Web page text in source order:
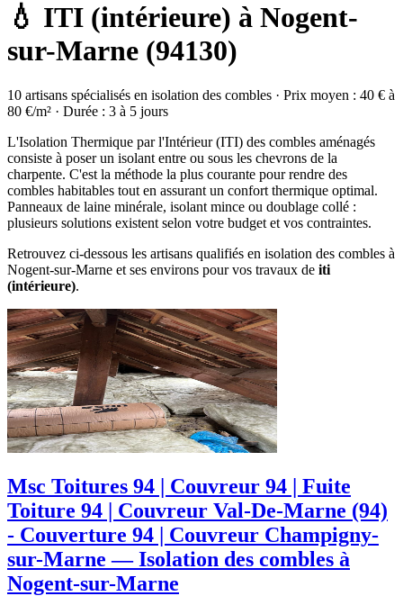
💧 ITI (intérieure) à Nogent-
sur-Marne (94130)
10 artisans spécialisés en isolation des combles · Prix moyen : 40 € à
80 €/m² · Durée : 3 à 5 jours
L'Isolation Thermique par l'Intérieur (ITI) des combles aménagés
consiste à poser un isolant entre ou sous les chevrons de la
charpente. C'est la méthode la plus courante pour rendre des
combles habitables tout en assurant un confort thermique optimal.
Panneaux de laine minérale, isolant mince ou doublage collé :
plusieurs solutions existent selon votre budget et vos contraintes.
Retrouvez ci-dessous les artisans qualifiés en isolation des combles à
Nogent-sur-Marne et ses environs pour vos travaux de iti
(intérieure).
Msc Toitures 94 | Couvreur 94 | Fuite
Toiture 94 | Couvreur Val-De-Marne (94)
- Couverture 94 | Couvreur Champigny-
sur-Marne — Isolation des combles à
Nogent-sur-Marne